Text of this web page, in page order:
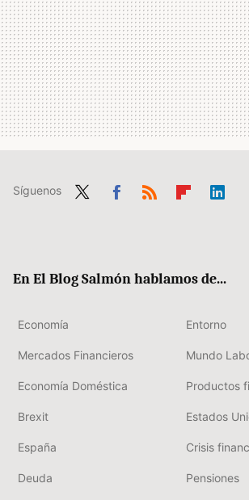
Síguenos
En El Blog Salmón hablamos de...
Economía Entorno
Mercados Financieros Mundo
Economía Doméstica Productos
Brexit Estados
España Crisis
Deuda Pensiones